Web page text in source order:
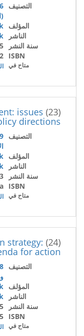
التصنيف
المؤلف
الناشر
سنة النشر
ISBN
متاح في
(23)
issues
directions
التصنيف
المؤلف
الناشر
سنة النشر
ISBN
متاح في
(24)
strategy:
for action
التصنيف
المؤلف
الناشر
سنة النشر
ISBN
متاح في